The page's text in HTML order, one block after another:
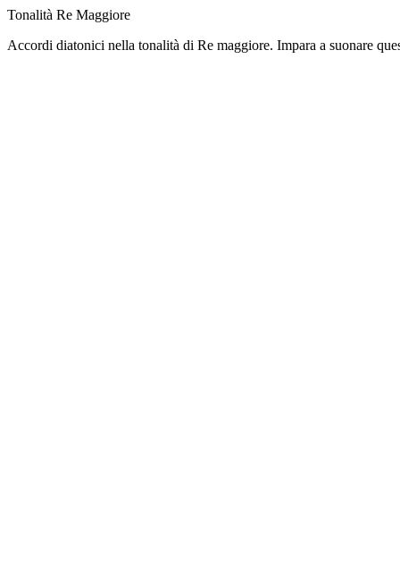
Tonalità Re Maggiore
Accordi diatonici nella tonalità di Re maggiore. Impara a suonare